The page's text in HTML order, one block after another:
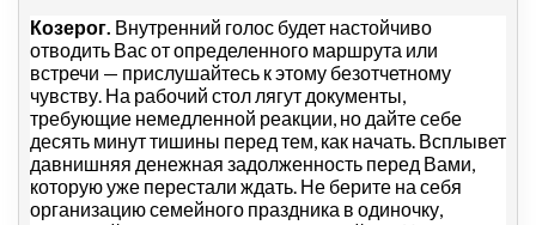
Козерог. Внутренний голос будет настойчиво
отводить Вас от определенного маршрута или
встречи — прислушайтесь к этому безотчетному
чувству. На рабочий стол лягут документы,
требующие немедленной реакции, но дайте себе
десять минут тишины перед тем, как начать. Всплывет
давнишняя денежная задолженность перед Вами,
которую уже перестали ждать. Не берите на себя
организацию семейного праздника в одиночку,